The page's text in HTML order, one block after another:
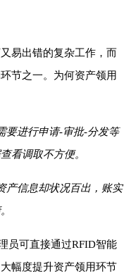
易出错的复杂工作，而
节之一。为何资产领用
要进行申请-审批-分发等
看调取不方便。
产信息却状况百出，账实
员可直接通过RFID智能
幅度提升资产领用环节